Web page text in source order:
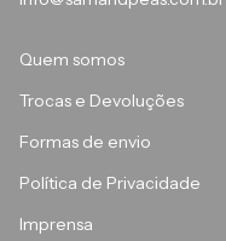
Quem somos
Trocas e Devoluções
Formas de envio
Política de Privacidade
Imprensa